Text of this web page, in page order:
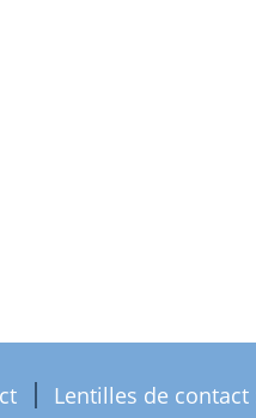
Lentilles de contact